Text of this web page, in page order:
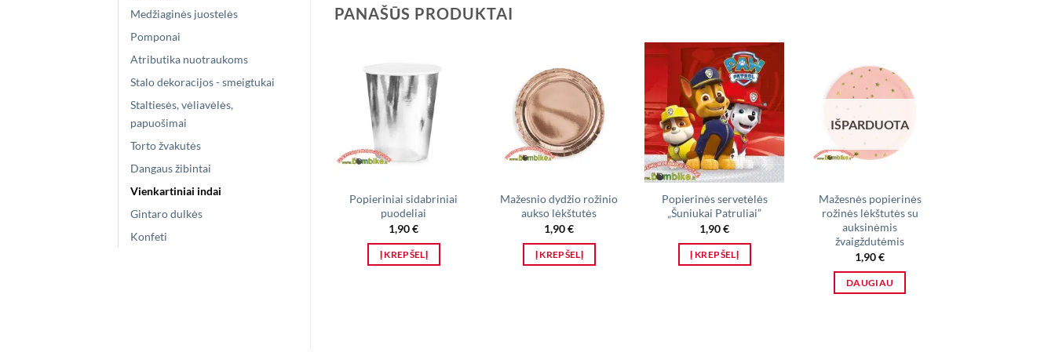
Medžiaginės juostelės
Pomponai
Atributika nuotraukoms
Stalo dekoracijos - smeigtukai
Staltiesės, vėliavėlės,
papuošimai
Torto žvakutės
Dangaus žibintai
Vienkartiniai indai
Gintaro dulkės
Konfeti
PANAŠŪS PRODUKTAI
Popieriniai sidabriniai
puodeliai
1,90€
Į KREPŠELĮ
Mažesnio dydžio rožinio
aukso lėkštutės
1,90€
Į KREPŠELĮ
Popierinės servetėlės
„Šuniukai Patruliai”
1,90€
Į KREPŠELĮ
IŠPARDUOTA
Mažesnės popierinės
rožinės lėkštutės su
auksinėmis
žvaigždutėmis
1,90€
DAUGIAU